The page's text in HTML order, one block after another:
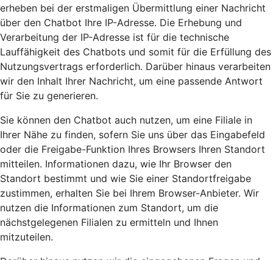
erheben bei der erstmaligen Übermittlung einer Nachricht
über den Chatbot Ihre IP-Adresse. Die Erhebung und
Verarbeitung der IP-Adresse ist für die technische
Lauffähigkeit des Chatbots und somit für die Erfüllung des
Nutzungsvertrags erforderlich. Darüber hinaus verarbeiten
wir den Inhalt Ihrer Nachricht, um eine passende Antwort
für Sie zu generieren.
Sie können den Chatbot auch nutzen, um eine Filiale in
Ihrer Nähe zu finden, sofern Sie uns über das Eingabefeld
oder die Freigabe-Funktion Ihres Browsers Ihren Standort
mitteilen. Informationen dazu, wie Ihr Browser den
Standort bestimmt und wie Sie einer Standortfreigabe
zustimmen, erhalten Sie bei Ihrem Browser-Anbieter. Wir
nutzen die Informationen zum Standort, um die
nächstgelegenen Filialen zu ermitteln und Ihnen
mitzuteilen.